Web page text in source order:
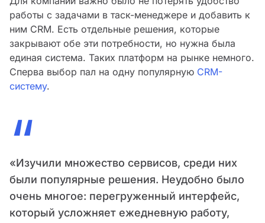
работы с задачами в таск-менеджере и добавить к
ним CRM. Есть отдельные решения, которые
закрывают обе эти потребности, но нужна была
единая система. Таких платформ на рынке немного.
Сперва выбор пал на одну популярную CRM-
систему.
“
«Изучили множество сервисов, среди них
были популярные решения. Неудобно было
очень многое: перегруженный интерфейс,
который усложняет ежедневную работу,